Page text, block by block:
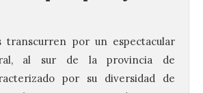
transcurren por un espectacular
al sur de la provincia de
por su diversidad de